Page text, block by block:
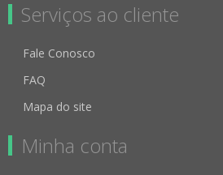
Serviços ao cliente
Fale Conosco
FAQ
Mapa do site
Minha conta